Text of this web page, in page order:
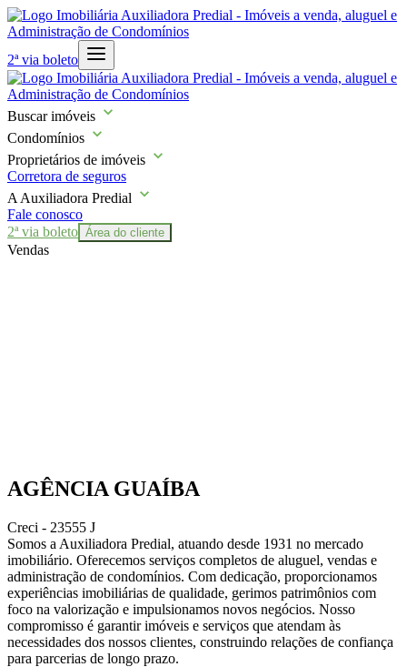
2ª via boleto
Buscar imóveis
Condomínios
Proprietários de imóveis
Corretora de seguros
A Auxiliadora Predial
Fale conosco
2ª via boleto Área do cliente
Vendas
AGÊNCIA GUAÍBA
Creci - 23555 J
Somos a Auxiliadora Predial, atuando desde 1931 no mercado
imobiliário. Oferecemos serviços completos de aluguel, vendas e
administração de condomínios. Com dedicação, proporcionamos
experiências imobiliárias de qualidade, gerimos patrimônios com
foco na valorização e impulsionamos novos negócios. Nosso
compromisso é garantir imóveis e serviços que atendam às
necessidades dos nossos clientes, construindo relações de confiança
para parcerias de longo prazo.